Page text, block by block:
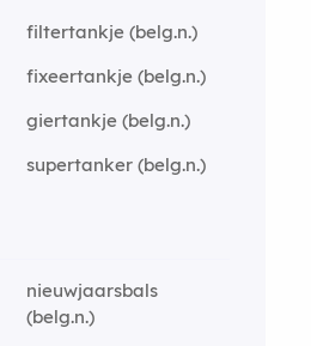
filtertankje (belg.n.)
fixeertankje (belg.n.)
giertankje (belg.n.)
supertanker (belg.n.)
nieuwjaarsbals
(belg.n.)